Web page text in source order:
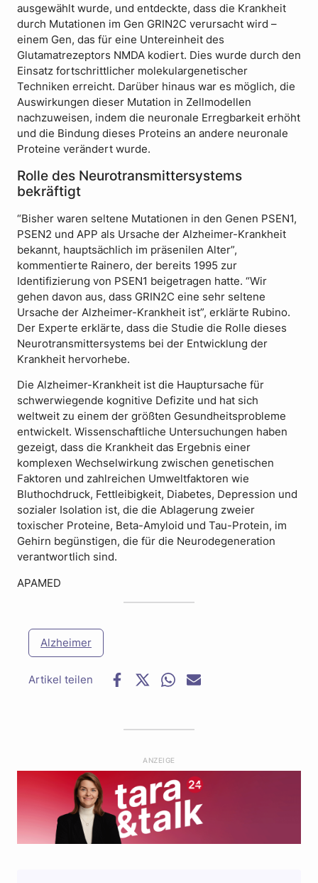
ausgewählt wurde, und entdeckte, dass die Krankheit
durch Mutationen im Gen GRIN2C verursacht wird –
einem Gen, das für eine Untereinheit des
Glutamatrezeptors NMDA kodiert. Dies wurde durch den
Einsatz fortschrittlicher molekulargenetischer
Techniken erreicht. Darüber hinaus war es möglich, die
Auswirkungen dieser Mutation in Zellmodellen
nachzuweisen, indem die neuronale Erregbarkeit erhöht
und die Bindung dieses Proteins an andere neuronale
Proteine verändert wurde.
Rolle des Neurotransmittersystems
bekräftigt
“Bisher waren seltene Mutationen in den Genen PSEN1,
PSEN2 und APP als Ursache der Alzheimer-Krankheit
bekannt, hauptsächlich im präsenilen Alter”,
kommentierte Rainero, der bereits 1995 zur
Identifizierung von PSEN1 beigetragen hatte. “Wir
gehen davon aus, dass GRIN2C eine sehr seltene
Ursache der Alzheimer-Krankheit ist”, erklärte Rubino.
Der Experte erklärte, dass die Studie die Rolle dieses
Neurotransmittersystems bei der Entwicklung der
Krankheit hervorhebe.
Die Alzheimer-Krankheit ist die Hauptursache für
schwerwiegende kognitive Defizite und hat sich
weltweit zu einem der größten Gesundheitsprobleme
entwickelt. Wissenschaftliche Untersuchungen haben
gezeigt, dass die Krankheit das Ergebnis einer
komplexen Wechselwirkung zwischen genetischen
Faktoren und zahlreichen Umweltfaktoren wie
Bluthochdruck, Fettleibigkeit, Diabetes, Depression und
sozialer Isolation ist, die die Ablagerung zweier
toxischer Proteine, Beta-Amyloid und Tau-Protein, im
Gehirn begünstigen, die für die Neurodegeneration
verantwortlich sind.
APAMED
Alzheimer
o
T
w
r
W
p
p
ANZEIGE